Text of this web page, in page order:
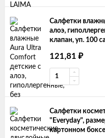
Салфетки
алоэ,
клапан, уп. 100
121,81 ₽
Салфетки
"Everyday",
картонном